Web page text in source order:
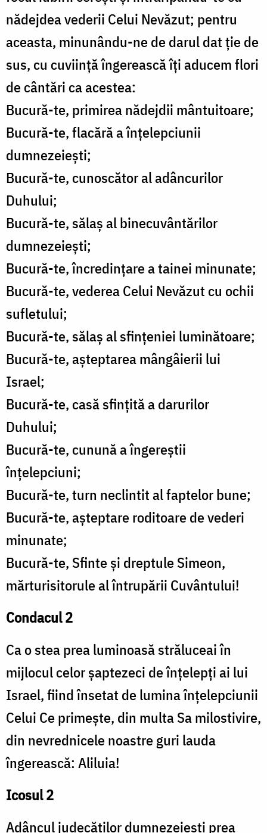
nădejdea vederii Celui Nevăzut; pentru
aceasta, minunându-ne de darul dat ție de
sus, cu cuviință îngerească îți aducem flori
de cântări ca acestea:
Bucură-te, primirea nădejdii mântuitoare;
Bucură-te, flacără a înțelepciunii
dumnezeiești;
Bucură-te, cunoscător al adâncurilor
Duhului;
Bucură-te, sălaș al binecuvântărilor
dumnezeiești;
Bucură-te, încredințare a tainei minunate;
Bucură-te, vederea Celui Nevăzut cu ochii
sufletului;
Bucură-te, sălaș al sfințeniei luminătoare;
Bucură-te, așteptarea mângâierii lui
Israel;
Bucură-te, casă sfințită a darurilor
Duhului;
Bucură-te, cunună a îngereștii
înțelepciuni;
Bucură-te, turn neclintit al faptelor bune;
Bucură-te, așteptare roditoare de vederi
minunate;
Bucură-te, Sfinte și dreptule Simeon,
mărturisitorule al întrupării Cuvântului!
Condacul 2
Ca o stea prea luminoasă străluceai în
mijlocul celor șaptezeci de înțelepți ai lui
Israel, fiind însetat de lumina înțelepciunii
Celui Ce primește, din multa Sa milostivire,
din nevrednicele noastre guri lauda
îngerească: Aliluia!
Icosul 2
Adâncul judecăților dumnezeiești prea